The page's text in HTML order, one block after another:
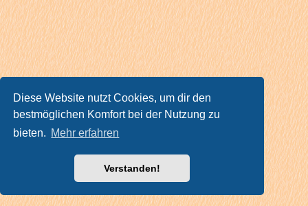
Diese Website nutzt Cookies, um dir den
bestmöglichen Komfort bei der Nutzung zu
bieten. Mehr erfahren
Verstanden!